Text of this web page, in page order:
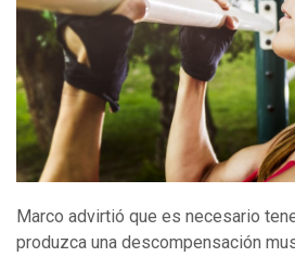
Marco advirtió que es necesario
produzca una descompensación